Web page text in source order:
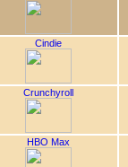
Cindie
Crunchyroll
HBO Max